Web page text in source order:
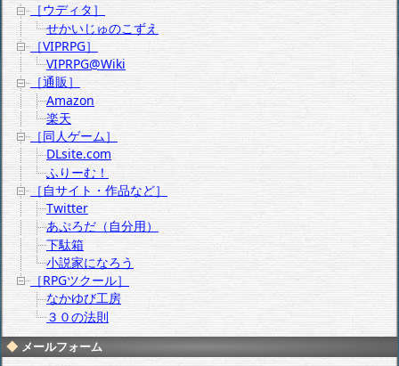
［ウディタ］
せかいじゅのこずえ
［VIPRPG］
VIPRPG@Wiki
［通販］
Amazon
楽天
［同人ゲーム］
DLsite.com
ふりーむ！
［自サイト・作品など］
Twitter
あぷろだ（自分用）
下駄箱
小説家になろう
［RPGツクール］
なかゆび工房
３０の法則
メールフォーム